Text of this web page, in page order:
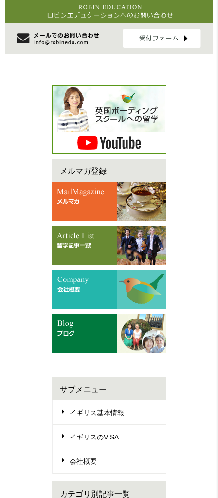
メルマガ登録
サブメニュー
イギリス基本情報
イギリスのVISA
会社概要
カテゴリ別記事一覧